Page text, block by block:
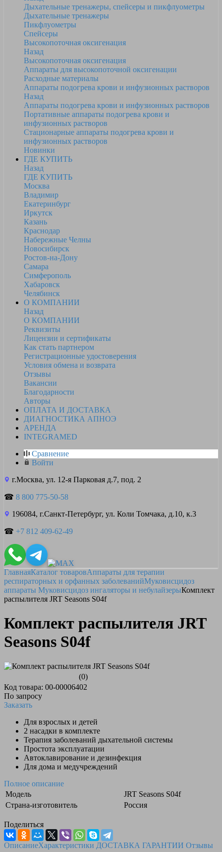
Дыхательные тренажеры, спейсеры и пикфлуометры
Дыхательные тренажеры
Пикфлуометры
Спейсеры
Высокопоточная оксигенация
Назад
Высокопоточная оксигенация
Аппараты для высокопоточной оксигенации
Расходные материалы
Аппараты подогрева крови и инфузионных растворов
Назад
Аппараты подогрева крови и инфузионных растворов
Портативные аппараты подогрева крови и
инфузионных растворов
Стационарные аппараты подогрева крови и
инфузионных растворов
Новинки
ГДЕ КУПИТЬ
Назад
ГДЕ КУПИТЬ
Москва
Владимир
Екатеринбург
Иркутск
Казань
Краснодар
Набережные Челны
Новосибирск
Ростов-на-Дону
Самара
Симферополь
Хабаровск
Челябинск
О КОМПАНИИ
Назад
О КОМПАНИИ
Реквизиты
Лицензии и сертификаты
Как стать партнером
Регистрационные удостоверения
Условия обмена и возврата
Отзывы
Вакансии
Благодарности
Авторы
ОПЛАТА И ДОСТАВКА
ДИАГНОСТИКА АПНОЭ
АРЕНДА
INTEGRAMED
Сравнение
Войти
г.Москва, ул. 12-я Парковая д.7, под. 2
☎ 8 800 775-50-58
196084, г.Санкт-Петербург, ул. Коли Томчака, д.10, к.3
☎ +7 812 409-62-49
ГлавнаяКаталог товаровАппараты для терапии
респираторных и орфанных заболеванийМуковисцидоз
аппараты Муковисцидоз ингаляторы и небулайзерыКомплект
распылителя JRT Seasons S04f
Комплект распылителя JRT
Seasons S04f
(0)
Код товара: 00-00006402
По запросу
Заказать
Для взрослых и детей
2 насадки в комплекте
Терапия заболеваний дыхательной системы
Простота эксплуатации
Автоклавирование и дезинфекция
Для дома и медучреждений
Полное описание
Модель
JRT Seasons S04f
Страна-изготовитель
Россия
Поделиться
ОписаниеХарактеристики ДОСТАВКА ГАРАНТИИ Отзывы